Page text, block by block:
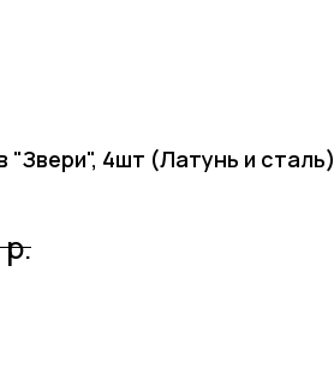
"Звери", 4шт (Латунь и сталь)
р.